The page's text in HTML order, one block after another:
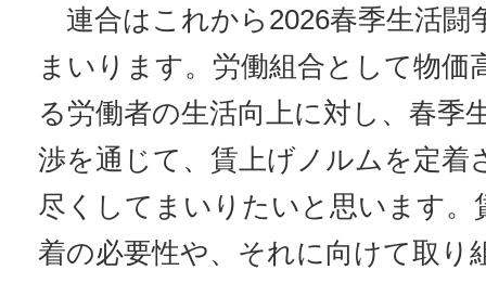
連合はこれから2026春季生活闘
まいります。労働組合として物価
る労働者の生活向上に対し、春季
渉を通じて、賃上げノルムを定着
尽くしてまいりたいと思います。
着の必要性や、それに向けて取り